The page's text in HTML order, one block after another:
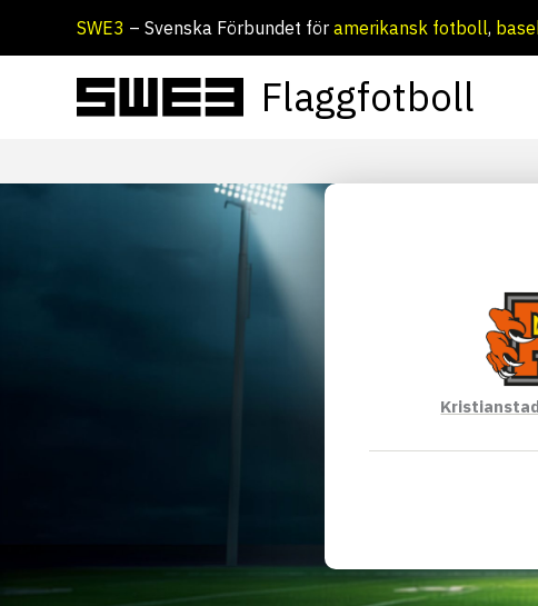
SWE3 – Svenska Förbundet för amerikansk fotboll,
Flaggfotboll